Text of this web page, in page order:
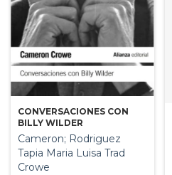
CONVERSACIONES CON
BILLY WILDER
Cameron; Rodriguez
Tapia Maria Luisa Trad
Crowe